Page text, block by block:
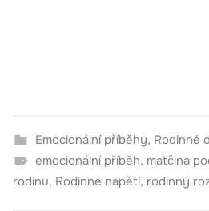
Emocionální příběhy, Rodinné
emocionální příběh, matčina
rodinu, Rodinné napětí, rodinný